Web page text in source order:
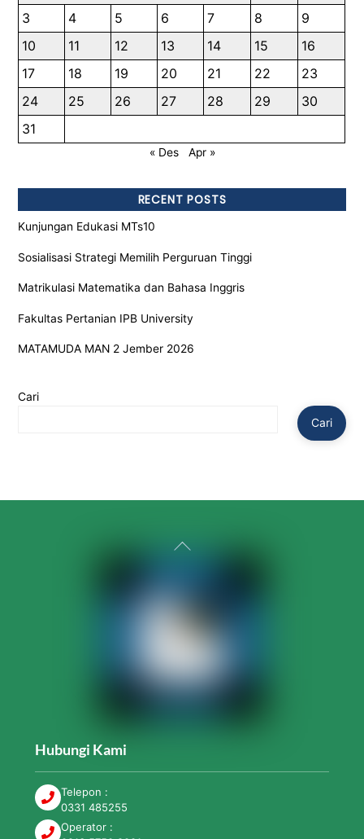
3
4 5 6 7 8
9
10
11 12 13 14 15
16
17
18 19 20 21 22
23
24
25 26 27 28 29
30
31
« Des Apr »
RECENT POSTS
Kunjungan Edukasi MTs10
Sosialisasi Strategi Memilih Perguruan Tinggi
Matrikulasi Matematika dan Bahasa Inggris
Fakultas Pertanian IPB University
MATAMUDA MAN 2 Jember 2026
Cari
Cari
Back
To
Hubungi Kami
Telepon :
0331 485255
Operator :